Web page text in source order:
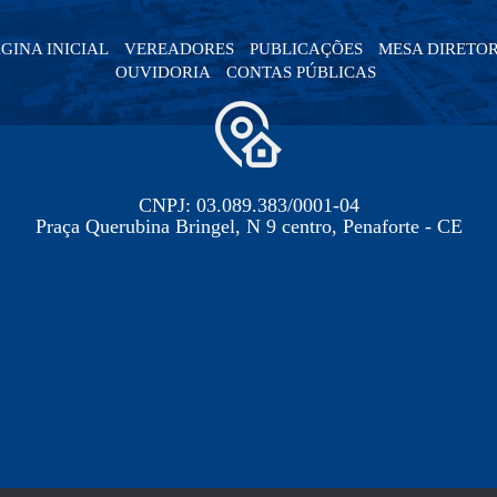
INICIAL VEREADORES PUBLICAÇÕES
MESA
OUVIDORIA
CONTAS PÚBLICAS
CNPJ: 03.089.383/0001-04
Praça Querubina Bringel, N 9 centro, Penaforte - CE